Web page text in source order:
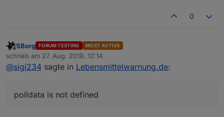
0
Offline
SBorg FORUM TESTING MOST ACTIVE
schrieb am 27. Aug. 2019, 12:14
zuletzt editiert von
@sigi234 sagte in Lebensmittelwarnung.de:
polldata is not defined